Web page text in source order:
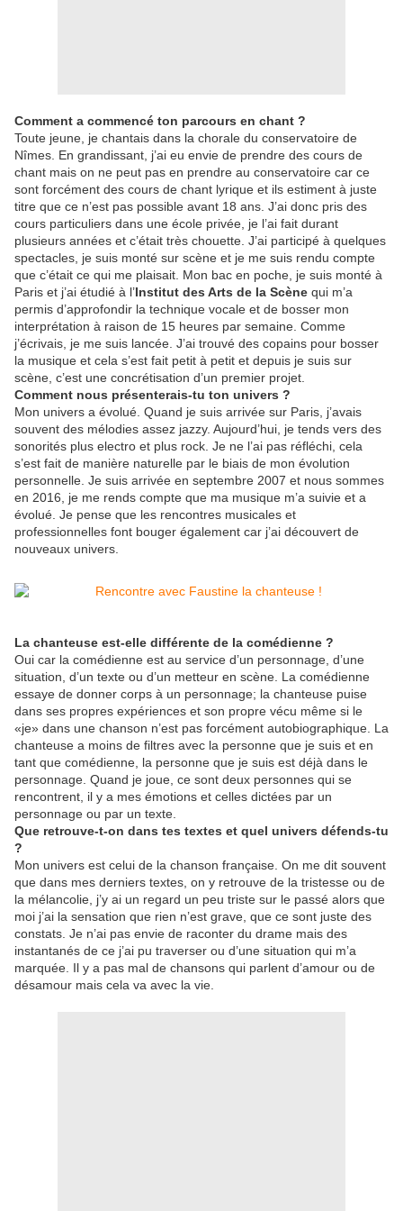
Comment a commencé ton parcours en chant ?
Toute jeune, je chantais dans la chorale du conservatoire de
Nîmes. En grandissant, j’ai eu envie de prendre des cours de
chant mais on ne peut pas en prendre au conservatoire car ce
sont forcément des cours de chant lyrique et ils estiment à juste
titre que ce n’est pas possible avant 18 ans. J’ai donc pris des
cours particuliers dans une école privée, je l’ai fait durant
plusieurs années et c’était très chouette. J’ai participé à quelques
spectacles, je suis monté sur scène et je me suis rendu compte
que c’était ce qui me plaisait. Mon bac en poche, je suis monté à
Paris et j’ai étudié à l’Institut des Arts de la Scène qui m’a
permis d’approfondir la technique vocale et de bosser mon
interprétation à raison de 15 heures par semaine. Comme
j’écrivais, je me suis lancée. J’ai trouvé des copains pour bosser
la musique et cela s’est fait petit à petit et depuis je suis sur
scène, c’est une concrétisation d’un premier projet.
Comment nous présenterais-tu ton univers ?
Mon univers a évolué. Quand je suis arrivée sur Paris, j’avais
souvent des mélodies assez jazzy. Aujourd’hui, je tends vers des
sonorités plus electro et plus rock. Je ne l’ai pas réfléchi, cela
s’est fait de manière naturelle par le biais de mon évolution
personnelle. Je suis arrivée en septembre 2007 et nous sommes
en 2016, je me rends compte que ma musique m’a suivie et a
évolué. Je pense que les rencontres musicales et
professionnelles font bouger également car j’ai découvert de
nouveaux univers.
La chanteuse est-elle différente de la comédienne ?
Oui car la comédienne est au service d’un personnage, d’une
situation, d’un texte ou d’un metteur en scène. La comédienne
essaye de donner corps à un personnage; la chanteuse puise
dans ses propres expériences et son propre vécu même si le
«je» dans une chanson n’est pas forcément autobiographique. La
chanteuse a moins de filtres avec la personne que je suis et en
tant que comédienne, la personne que je suis est déjà dans le
personnage. Quand je joue, ce sont deux personnes qui se
rencontrent, il y a mes émotions et celles dictées par un
personnage ou par un texte.
Que retrouve-t-on dans tes textes et quel univers défends-tu
?
Mon univers est celui de la chanson française. On me dit souvent
que dans mes derniers textes, on y retrouve de la tristesse ou de
la mélancolie, j’y ai un regard un peu triste sur le passé alors que
moi j’ai la sensation que rien n’est grave, que ce sont juste des
constats. Je n’ai pas envie de raconter du drame mais des
instantanés de ce j’ai pu traverser ou d’une situation qui m’a
marquée. Il y a pas mal de chansons qui parlent d’amour ou de
désamour mais cela va avec la vie.